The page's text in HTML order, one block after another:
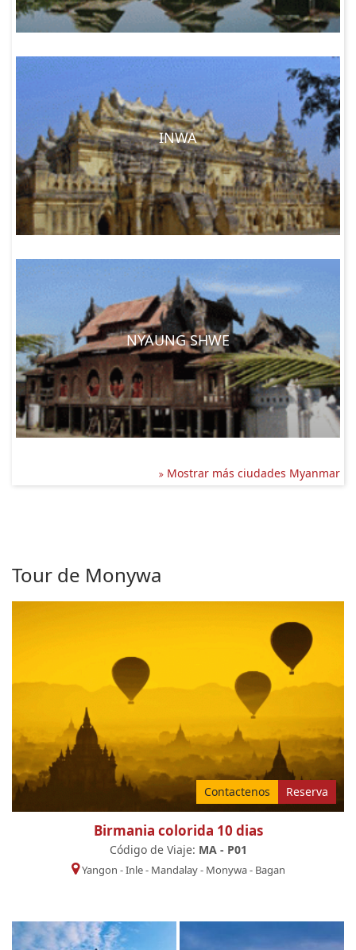
INWA
NYAUNG SHWE
Mostrar más ciudades Myanmar
Tour de Monywa
Contactenos Reserva
Birmania colorida 10 dias
Código de Viaje: MA - P01
Yangon -Inle- Mandalay- Monywa- Bagan